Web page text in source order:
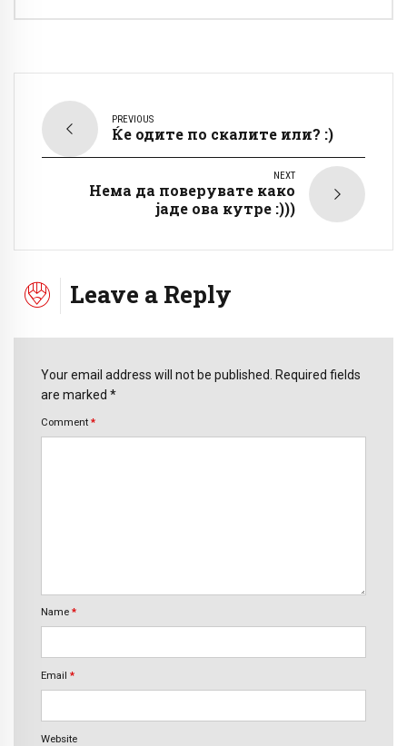
PREVIOUS
Ќе одите по скалите или? :)
NEXT
Нема да поверувате како
јаде ова кутре :)))
Leave a Reply
Your email address will not be published. Required fields
are marked *
Comment *
Name *
Email *
Website